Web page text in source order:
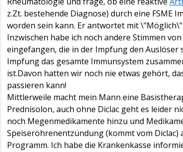
z.Zt. bestehende Diagnose) durch eine FSME
worden sein kann. Er antwortet mit \"Möglich\"
Inzwischen habe ich noch andere Stimmen
eingefangen, die in der Impfung den Auslöser
Impfung das gesamte Immunsystem
ist.Davon hatten wir noch nie etwas gehört,
passieren kann!
Mittlerweile macht mein Mann eine
Prednisolon, auch ohne Diclac geht es leider
noch Megenmedikamente hinzu und
Speiseröhrenentzündung (kommt vom Diclac)
Programm. Ich habe die Krankenkasse